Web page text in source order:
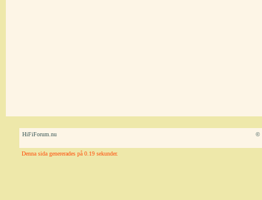
HiFiForum.nu ©
Denna sida genererades på 0.19 sekunder.